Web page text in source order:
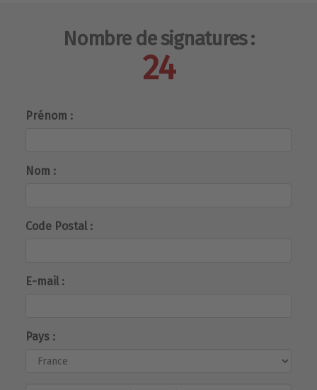
Nombre de signatures :
24
Prénom :
Nom :
Code Postal :
E-mail :
Pays :